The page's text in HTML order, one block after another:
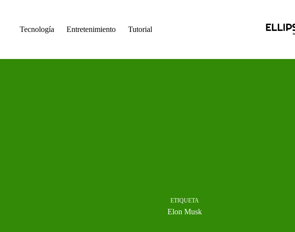
Tecnología
Entretenimiento Tutorial
ETIQUETA
Elon Musk